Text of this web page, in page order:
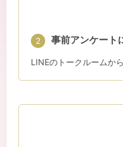
2 事前アンケート
LINEのトークルームか